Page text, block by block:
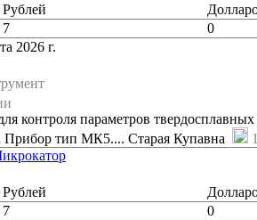
Рублей
7
0
2026 г.
контроля параметров
тип МК5.... Старая Купавна
Рублей
7
0